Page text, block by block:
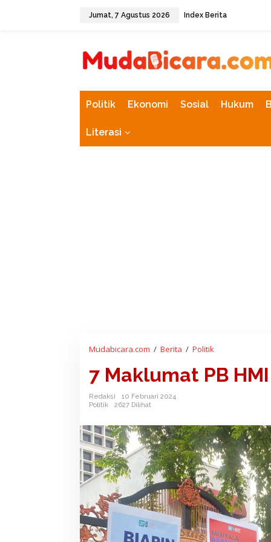
Jumat, 7 Agustus 2026 Index Berita
Politik Ekonomi Sosial Hukum
Literasi
Mudabicara.com / Berita / Politik
a
k
a
t
P
B
H
M
I
M
P
7 Maklumat PB
Redaksi
10 Februari 2024
Politik
2627 Dilihat